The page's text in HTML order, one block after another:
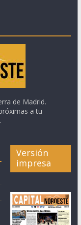
de Madrid.
a tu
Versión
impresa